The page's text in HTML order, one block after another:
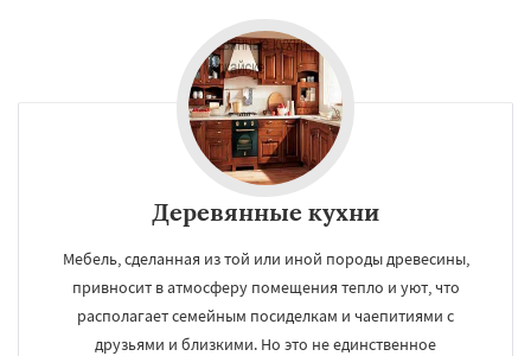
Деревянные кухни
Мебель, сделанная из той или иной породы древесины,
привносит в атмосферу помещения тепло и уют, что
располагает семейным посиделкам и чаепитиями с
друзьями и близкими. Но это не единственное